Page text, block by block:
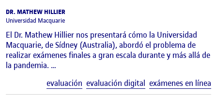
DR. MATHEW HILLIER
Universidad Macquarie
El Dr. Mathew Hillier nos presentará cómo la Universidad
Macquarie, de Sídney (Australia), abordó el problema de
realizar exámenes finales a gran escala durante y más allá de
la pandemia. …
evaluación evaluación digital exámenes en línea